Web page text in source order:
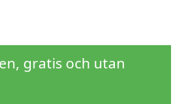
gratis och utan